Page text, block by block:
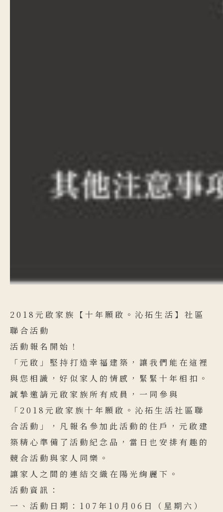
2018元啟家族【十年願啟。沁拓生活】社區
聯合活動
活動報名開始！
「元啟」堅持打造幸福建築，讓我們能在這裡
與您相識，好似家人的情感，緊緊十年相扣。
誠摯邀請元啟家族所有成員，一同參與
「2018元啟家族十年願啟。沁拓生活社區聯
合活動」，凡報名參加此活動的住戶，元啟建
築精心準備了活動紀念品，當日也安排有趣的
競合活動與家人同樂。
讓家人之間的連結交織在陽光絢麗下。
活動資訊：
一、活動日期：107年10月06日（星期六）